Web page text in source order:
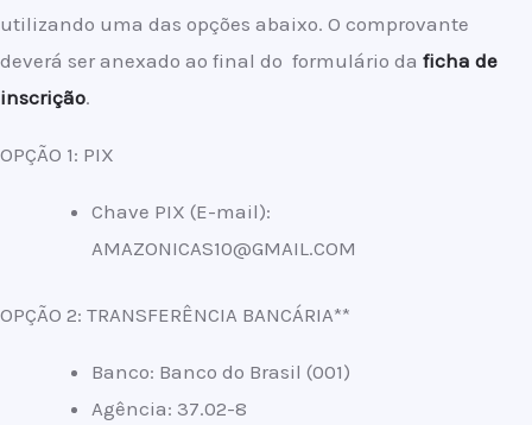
utilizando uma das opções abaixo. O comprovante
deverá ser anexado ao final do formulário da ficha de
inscrição.
OPÇÃO 1: PIX
Chave PIX (E-mail):
AMAZONICAS10@GMAIL.COM
OPÇÃO 2: TRANSFERÊNCIA BANCÁRIA**
Banco: Banco do Brasil (001)
Agência: 37.02-8